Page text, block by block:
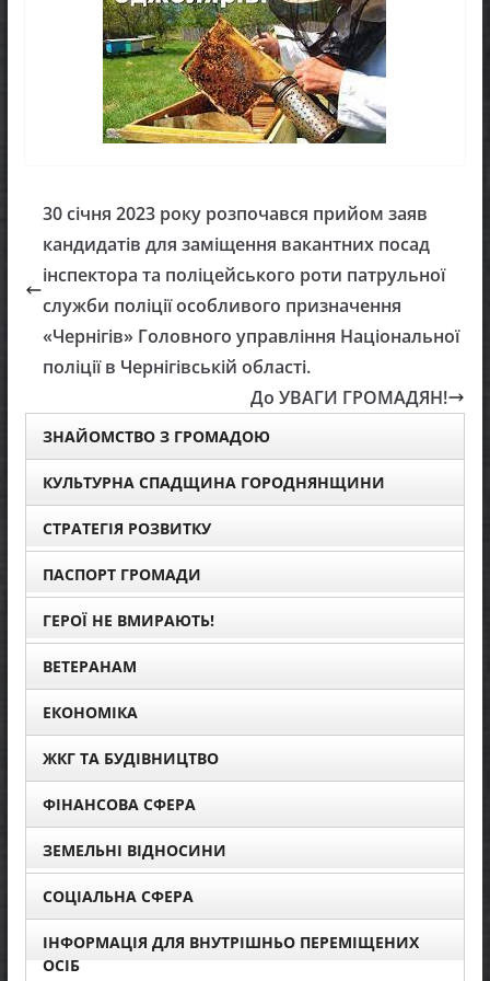
30 січня 2023 року розпочався прийом заяв
кандидатів для заміщення вакантних посад
інспектора та поліцейського роти патрульної
служби поліції особливого призначення
«Чернігів» Головного управління Національної
поліції в Чернігівській області.
До УВАГИ ГРОМАДЯН!
ЗНАЙОМСТВО З ГРОМАДОЮ
КУЛЬТУРНА СПАДЩИНА ГОРОДНЯНЩИНИ
СТРАТЕГІЯ РОЗВИТКУ
ПАСПОРТ ГРОМАДИ
ГЕРОЇ НЕ ВМИРАЮТЬ!
ВЕТЕРАНАМ
ЕКОНОМІКА
ЖКГ ТА БУДІВНИЦТВО
ФІНАНСОВА СФЕРА
ЗЕМЕЛЬНІ ВІДНОСИНИ
СОЦІАЛЬНА СФЕРА
ІНФОРМАЦІЯ ДЛЯ ВНУТРІШНЬО ПЕРЕМІЩЕНИХ
ОСІБ